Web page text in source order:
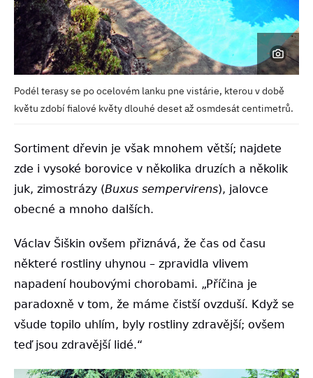
Podél terasy se po ocelovém lanku pne vistárie, kterou v době
květu zdobí fialové květy dlouhé deset až osmdesát centimetrů.
Sortiment dřevin je však mnohem větší; najdete
zde i vysoké borovice v několika druzích a několik
juk, zimostrázy (Buxus sempervirens), jalovce
obecné a mnoho dalších.
Václav Šiškin ovšem přiznává, že čas od času
některé rostliny uhynou – zpravidla vlivem
napadení houbovými chorobami. „Příčina je
paradoxně v tom, že máme čistší ovzduší. Když se
všude topilo uhlím, byly rostliny zdravější; ovšem
teď jsou zdravější lidé.“